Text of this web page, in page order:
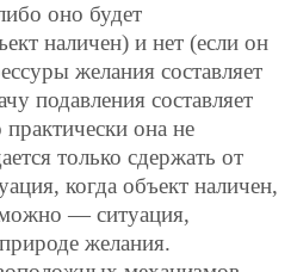
оно будет
наличен) и нет (если он
желания составляет
подавления составляет
она не
только сдержать от
когда объект наличен,
— ситуация,
желания.